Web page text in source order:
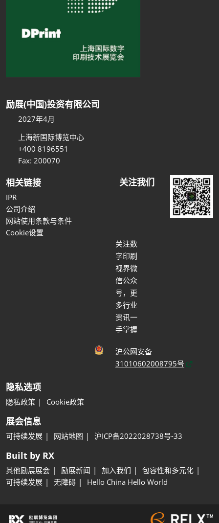
励展(中国)投资有限公司
2027年4月
上海新国际博览中心
+400 8196551
Fax: 200070
相关链接
IPR
公司介绍
网站使用条款与条件
Cookie设置
关注我们
关注数
字印刷
视界微
信公众
号，更
多行业
资讯一
手掌握
沪公网安备
31010602008795号
隐私选项
隐私政策 Cookie政策
展会信息
可持续发展 网站地图 沪ICP备2022028738号-33
Built by RX
其他励展展会 励展新闻 加入我们
包容性和多元化
可持续发展
无障碍 Hello China Hello World